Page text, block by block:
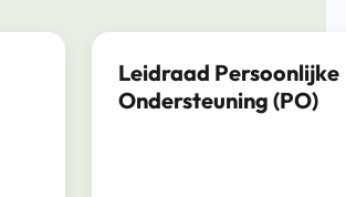
Leidraad Persoonlijke
Ondersteuning (PO)